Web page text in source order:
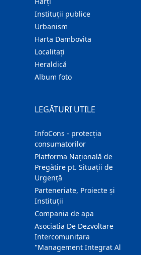
Instituţii publice
Urbanism
Harta Dambovita
Localitaţi
Heraldică
Album foto
LEGĂTURI UTILE
InfoCons - protecția
consumatorilor
Platforma Națională de
Pregătire pt. Situații de
Urgență
Parteneriate, Proiecte și
Instituții
Compania de apa
Asociatia De Dezvoltare
Intercomunitara
"Management Integrat Al